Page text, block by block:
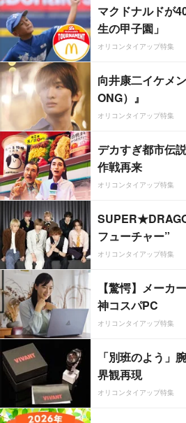
マクドナルドが
生の甲子園」
オリコンタイアップ特集
向井康二イケメ
ONG）』
オリコンタイアップ特集
デカすぎ都市伝
作戦再来
オリコンタイアップ特集
フューチャー”
オリコンタイアップ特集
【驚愕】メーカ
神コスパPC
オリコンタイアップ特集
「別班のよう」
界観再現
オリコンタイアップ特集